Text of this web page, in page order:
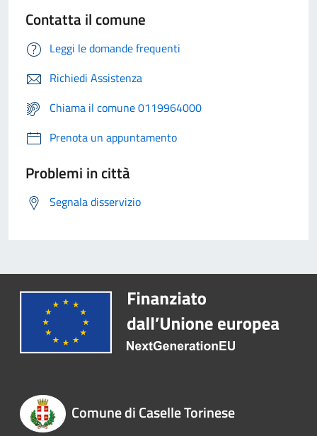
Contatta il comune
Leggi le domande frequenti
Richiedi Assistenza
Chiama il comune 0119964000
Prenota un appuntamento
Problemi in città
Segnala disservizio
Comune di Caselle Torinese